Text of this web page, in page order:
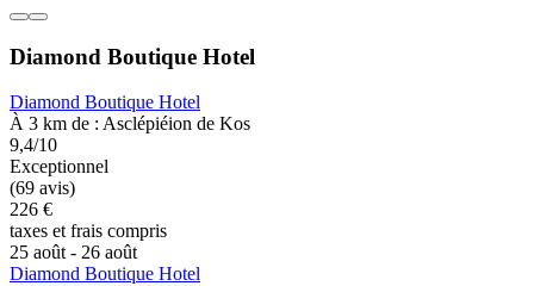
Diamond Boutique Hotel
Diamond Boutique Hotel
À 3 km de : Asclépiéion de Kos
9,4/10
Exceptionnel
(69 avis)
226 €
taxes et frais compris
25 août - 26 août
Diamond Boutique Hotel